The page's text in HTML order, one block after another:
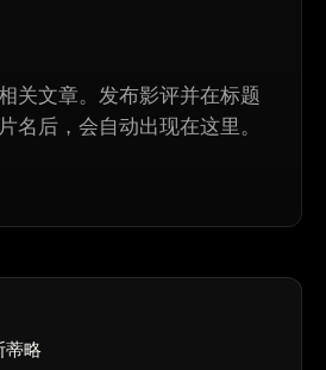
关文章。发布影评并在标题
名后，会自动出现在这里。
蒂略